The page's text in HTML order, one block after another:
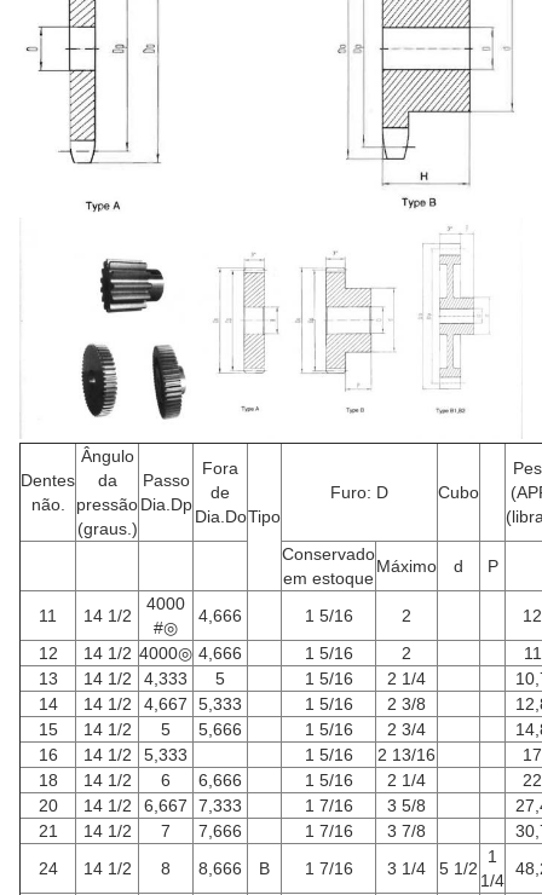
Dentes
não.
Ângulo
da
pressão
(graus.)
Passo
Dia.Dp
Fora
de
Dia.DoTipo
Furo: D Cubo
Conservado
em estoque
Máximo d P
11 14 1/2
4000
#◎
4,666 1 5/16 2
12
12
14 1/2 4000◎ 4,666 1 5/16 2
11
13
14 1/2 4,333 5 1 5/16 2 1/4
14
14 1/2 4,667 5,333 1 5/16 2 3/8
15
14 1/2 5 5,666 1 5/16 2 3/4
16
14 1/2 5,333 1 5/16 2 13/16
17
18
14 1/2 6 6,666 1 5/16 2 1/4
22
20
14 1/2 6,667 7,333 1 7/16 3 5/8
21
14 1/2 7 7,666 1 7/16 3 7/8
24
14 1/2 8 8,666 B 1 7/16 3 1/4 5 1/2
1
1/4